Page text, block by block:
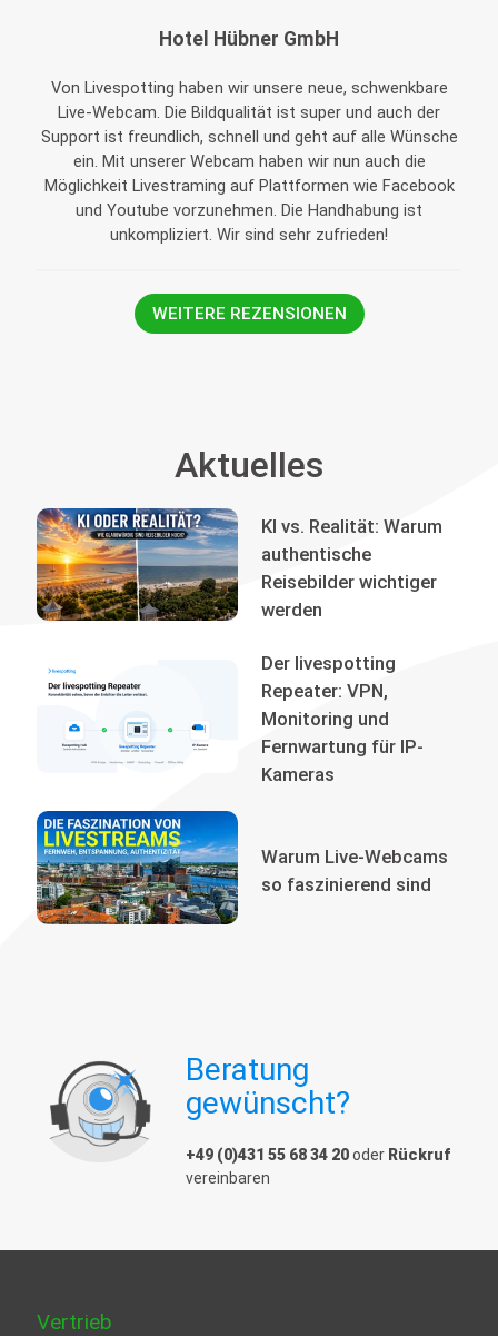
Hotel Hübner GmbH
Von Livespotting haben wir unsere neue, schwenkbare
Live-Webcam. Die Bildqualität ist super und auch der
Support ist freundlich, schnell und geht auf alle Wünsche
ein. Mit unserer Webcam haben wir nun auch die
Möglichkeit Livestraming auf Plattformen wie Facebook
und Youtube vorzunehmen. Die Handhabung ist
unkompliziert. Wir sind sehr zufrieden!
WEITERE REZENSIONEN
Aktuelles
KI vs. Realität: Warum
authentische
Reisebilder wichtiger
werden
Der livespotting
Repeater: VPN,
Monitoring und
Fernwartung für IP-
Kameras
Warum Live-Webcams
so faszinierend sind
Beratung
gewünscht?
+49 (0)431 55 68 34 20oder Rückruf
vereinbaren
Vertrieb